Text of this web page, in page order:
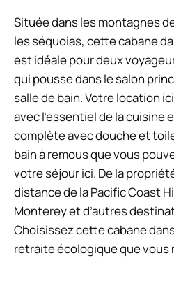
Située dans les montagnes
les séquoias, cette cabane
est idéale pour deux
qui pousse dans le salon
salle de bain. Votre location
avec l’essentiel de la cuisine
complète avec douche et
bain à remous que vous
votre séjour ici. De la
distance de la Pacific Coast
Monterey et d’autres
Choisissez cette cabane
retraite écologique que vous